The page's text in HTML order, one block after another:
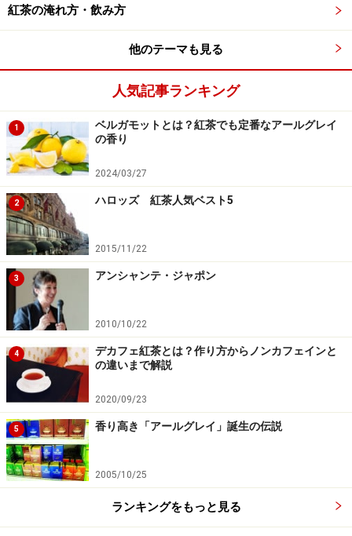
紅茶の淹れ方・飲み方
他のテーマも見る
人気記事ランキング
1
ベルガモットとは？紅茶でも定番なアールグレイ
の香り
2024/03/27
2 ハロッズ 紅茶人気ベスト5
2015/11/22
3 アンシャンテ・ジャポン
2010/10/22
4
デカフェ紅茶とは？作り方からノンカフェインと
の違いまで解説
2020/09/23
5 香り高き「アールグレイ」誕生の伝説
2005/10/25
ランキングをもっと見る